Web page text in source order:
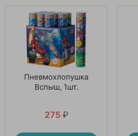
Пневмохлопушка
Вспыш, 1шт.
275 ₽